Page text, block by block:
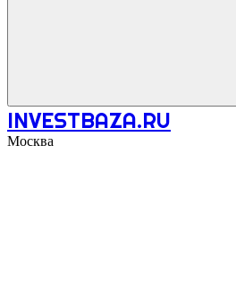
INVESTBAZA.RU
Москва